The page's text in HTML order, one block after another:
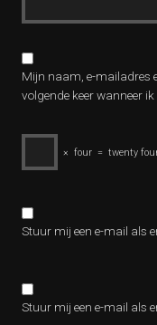
Mijn naam, e-mailadres
volgende keer wanneer
× four = twenty
Stuur mij een e-mail als
Stuur mij een e-mail als